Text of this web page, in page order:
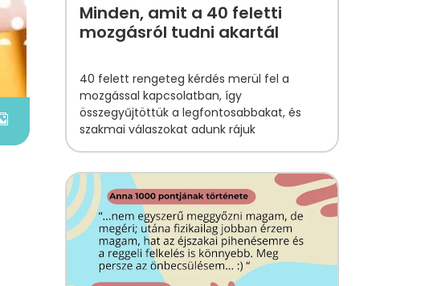
Minden, amit a 40 feletti
mozgásról tudni akartál
40 felett rengeteg kérdés merül fel a
mozgással kapcsolatban, így
összegyűjtöttük a legfontosabbakat, és
szakmai válaszokat adunk rájuk